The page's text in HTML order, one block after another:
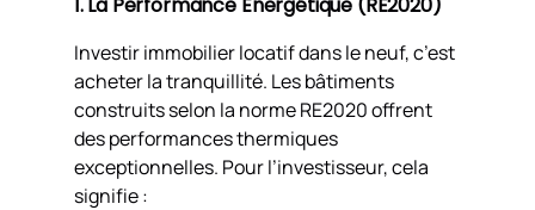
Investir immobilier locatif dans le neuf, c’est
acheter la tranquillité. Les bâtiments
construits selon la norme RE2020 offrent
des performances thermiques
exceptionnelles. Pour l’investisseur, cela
signifie :